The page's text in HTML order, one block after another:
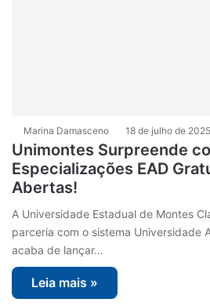
Marina Damasceno 18 de julho de 2025
Unimontes Surpreende
Especializações EAD
Abertas!
A Universidade Estadual de Montes
parceria com o sistema Universidade
acaba de lançar…
Leia mais »